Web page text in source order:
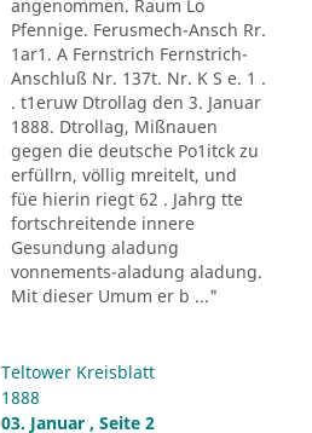
angenommen. Raum Lo
Pfennige. Ferusmech-Ansch Rr.
1ar1. A Fernstrich Fernstrich-
Anschluß Nr. 137t. Nr. K S e. 1 .
. t1eruw Dtrollag den 3. Januar
1888. Dtrollag, Mißnauen
gegen die deutsche Po1itck zu
erfüllrn, völlig mreitelt, und
füe hierin riegt 62 . Jahrg tte
fortschreitende innere
Gesundung aladung
vonnements-aladung aladung.
Mit dieser Umum er b ..."
Teltower Kreisblatt
1888
03. Januar , Seite 2